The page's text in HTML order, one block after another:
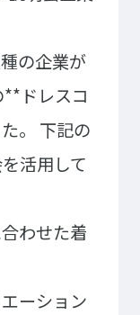
の企業が
ドレスコ
。
下記の
活用して
わせた着
ーション